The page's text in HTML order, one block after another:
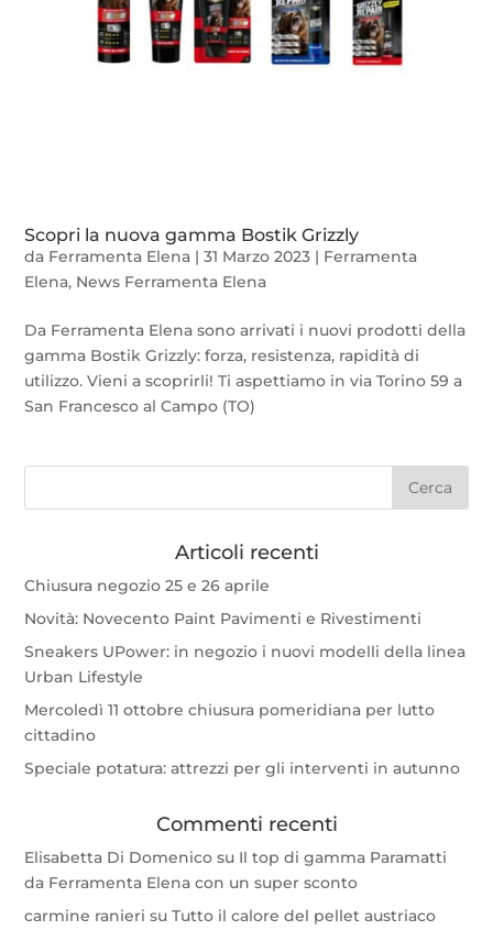
Scopri la nuova gamma Bostik Grizzly
da Ferramenta Elena |31 Marzo 2023 | Ferramenta
Elena, News Ferramenta Elena
Da Ferramenta Elena sono arrivati i nuovi prodotti della
gamma Bostik Grizzly: forza, resistenza, rapidità di
utilizzo. Vieni a scoprirli! Ti aspettiamo in via Torino 59 a
San Francesco al Campo (TO)
Articoli recenti
Chiusura negozio 25 e 26 aprile
Novità: Novecento Paint Pavimenti e Rivestimenti
Sneakers UPower: in negozio i nuovi modelli della linea
Urban Lifestyle
Mercoledì 11 ottobre chiusura pomeridiana per lutto
cittadino
Speciale potatura: attrezzi per gli interventi in autunno
Commenti recenti
Elisabetta Di Domenico su Il top di gamma Paramatti
da Ferramenta Elena con un super sconto
carmine ranieri suTutto il calore del pellet austriaco